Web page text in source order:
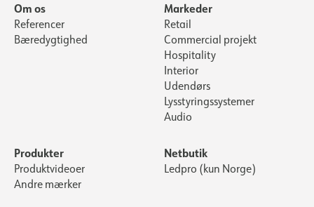
Om os
Referencer
Bæredygtighed
Markeder
Retail
Commercial projekt
Hospitality
Interior
Udendørs
Lysstyringssystemer
Audio
Produkter
Produktvideoer
Andre mærker
Netbutik
Ledpro (kun Norge)